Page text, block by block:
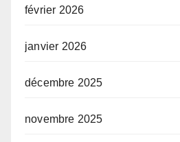
février 2026
janvier 2026
décembre 2025
novembre 2025